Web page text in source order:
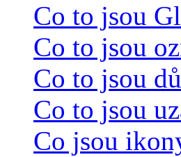
Co to jsou
Co to jsou
Co to jsou
Co to jsou
Co jsou